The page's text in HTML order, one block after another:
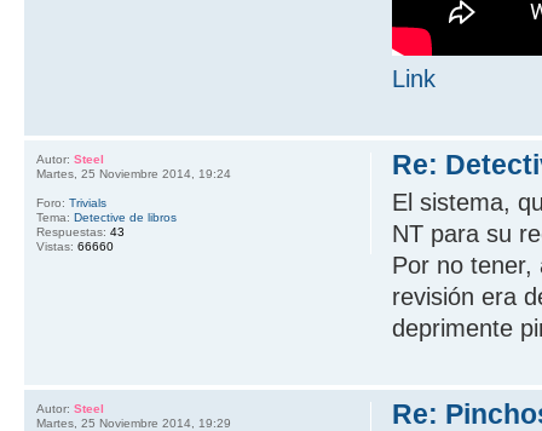
Link
Re:
El sistema,
NT para su
Por no tener,
revisión era
deprimente
Autor: Steel
Martes, 25 Noviembre 2014, 19:24
Foro: Trivials
Tema: Detective de libros
Respuestas: 43
Vistas: 66660
Re:
Autor: Steel
Martes, 25 Noviembre 2014, 19:29